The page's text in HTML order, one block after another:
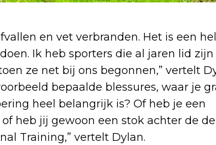
en vet verbranden. Het is een
Ik heb sporters die al jaren lid zijn
ze net bij ons begonnen,” vertelt
bepaalde blessures, waar je
heel belangrijk is? Of heb je een
heb jij gewoon een stok achter de
Training,” vertelt Dylan.